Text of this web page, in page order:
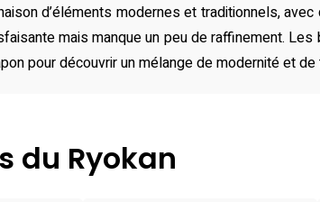
d’éléments modernes et traditionnels,
mais manque un peu de raffinement.
pour découvrir un mélange de modernité et de
du Ryokan